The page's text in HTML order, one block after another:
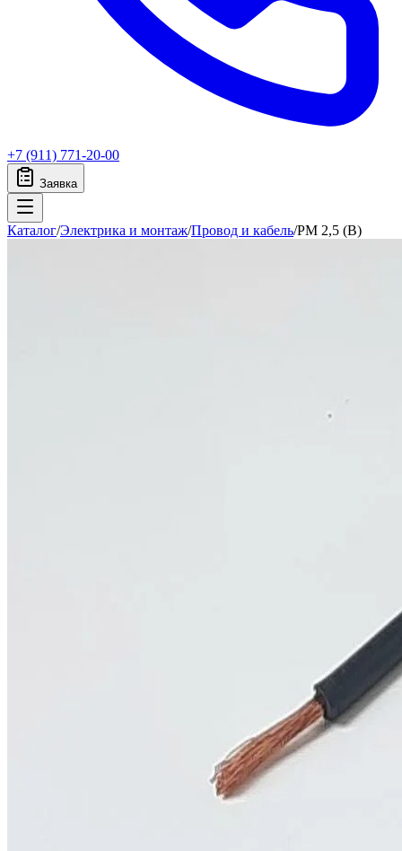
+7 (911) 771-20-00
Заявка
Каталог/Электрика и монтаж/Провод и кабель/PM 2,5 (B)